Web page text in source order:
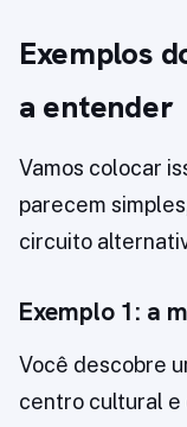
Exemplos
a entender
Vamos colocar
parecem
circuito
Exemplo 1: a
Você descobre
centro cultural e